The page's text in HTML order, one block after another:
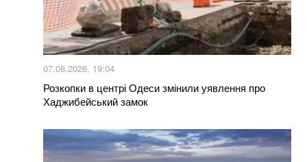
07.08.2026, 19:04
Розкопки в центрі Одеси змінили уявлення про
Хаджибейський замок